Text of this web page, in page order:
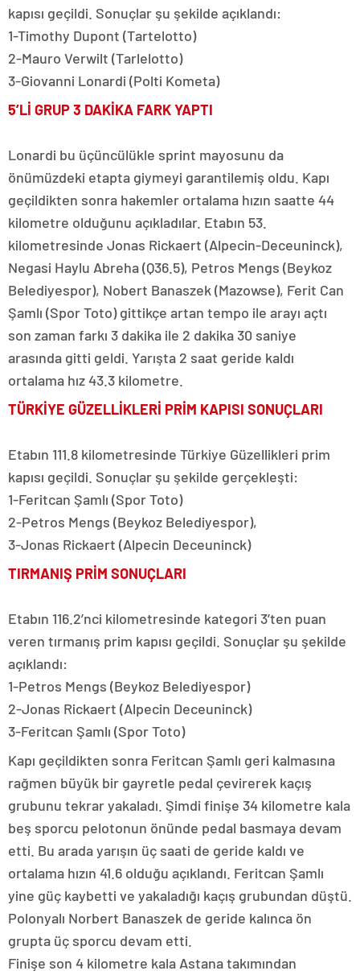
kapısı geçildi. Sonuçlar şu şekilde açıklandı:
1-Timothy Dupont (Tartelotto)
2-Mauro Verwilt (Tarlelotto)
3-Giovanni Lonardi (Polti Kometa)
5’Lİ GRUP 3 DAKİKA FARK YAPTI
Lonardi bu üçüncülükle sprint mayosunu da
önümüzdeki etapta giymeyi garantilemiş oldu. Kapı
geçildikten sonra hakemler ortalama hızın saatte 44
kilometre olduğunu açıkladılar. Etabın 53.
kilometresinde Jonas Rickaert (Alpecin-Deceuninck),
Negasi Haylu Abreha (Q36.5), Petros Mengs (Beykoz
Belediyespor), Nobert Banaszek (Mazowse), Ferit Can
Şamlı (Spor Toto) gittikçe artan tempo ile arayı açtı
son zaman farkı 3 dakika ile 2 dakika 30 saniye
arasında gitti geldi. Yarışta 2 saat geride kaldı
ortalama hız 43.3 kilometre.
TÜRKİYE GÜZELLİKLERİ PRİM KAPISI SONUÇLARI
Etabın 111.8 kilometresinde Türkiye Güzellikleri prim
kapısı geçildi. Sonuçlar şu şekilde gerçekleşti:
1-Feritcan Şamlı (Spor Toto)
2-Petros Mengs (Beykoz Belediyespor),
3-Jonas Rickaert (Alpecin Deceuninck)
TIRMANIŞ PRİM SONUÇLARI
Etabın 116.2’nci kilometresinde kategori 3’ten puan
veren tırmanış prim kapısı geçildi. Sonuçlar şu şekilde
açıklandı:
1-Petros Mengs (Beykoz Belediyespor)
2-Jonas Rickaert (Alpecin Deceuninck)
3-Feritcan Şamlı (Spor Toto)
Kapı geçildikten sonra Feritcan Şamlı geri kalmasına
rağmen büyük bir gayretle pedal çevirerek kaçış
grubunu tekrar yakaladı. Şimdi finişe 34 kilometre kala
beş sporcu pelotonun önünde pedal basmaya devam
etti. Bu arada yarışın üç saati de geride kaldı ve
ortalama hızın 41.6 olduğu açıklandı. Feritcan Şamlı
yine güç kaybetti ve yakaladığı kaçış grubundan düştü.
Polonyalı Norbert Banaszek de geride kalınca ön
grupta üç sporcu devam etti.
Finişe son 4 kilometre kala Astana takımından